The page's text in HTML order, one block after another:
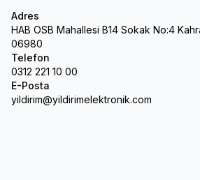
Adres
HAB OSB Mahallesi B14 Sokak No:4
06980
Telefon
0312 221 10 00
E-Posta
yildirim@yildirimelektronik.com